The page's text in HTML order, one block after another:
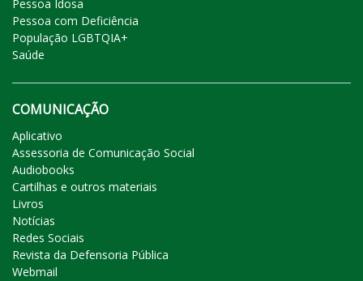
Pessoa Idosa
Pessoa com Deficiência
População LGBTQIA+
Saúde
COMUNICAÇÃO
Aplicativo
Assessoria de Comunicação Social
Audiobooks
Cartilhas e outros materiais
Livros
Notícias
Redes Sociais
Revista da Defensoria Pública
Webmail